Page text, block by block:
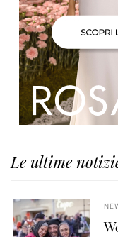
Le ultime